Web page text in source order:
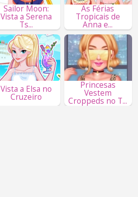
Sailor Moon:
Vista a Serena
Ts...
As Férias
Tropicais de
Anna e...
Vista a Elsa no
Cruzeiro
Princesas
Vestem
Croppeds no T...